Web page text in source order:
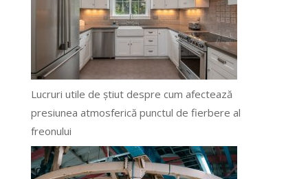
Lucruri utile de știut despre cum afectează
presiunea atmosferică punctul de fierbere al
freonului